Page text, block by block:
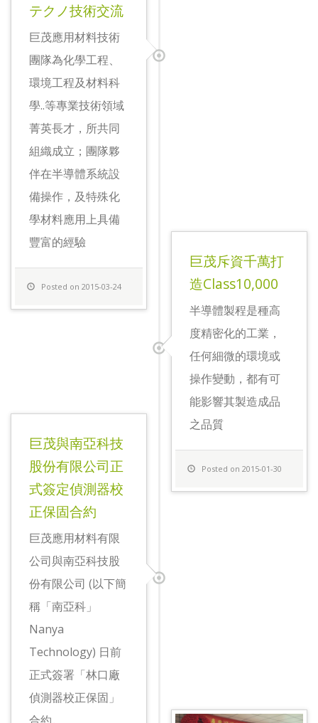
テクノ技術交流
巨茂應用材料技術
團隊為化學工程、
環境工程及材料科
學..等專業技術領域
菁英長才，所共同
組織成立；團隊夥
伴在半導體系統設
備操作，及特殊化
學材料應用上具備
豐富的經驗
Posted on 2015-03-24
巨茂斥資千萬打
造Class10,000
半導體製程是種高
度精密化的工業，
任何細微的環境或
操作變動，都有可
能影響其製造成品
之品質
Posted on 2015-01-30
巨茂與南亞科技
股份有限公司正
式簽定偵測器校
正保固合約
巨茂應用材料有限
公司與南亞科技股
份有限公司 (以下簡
稱「南亞科」
Nanya
Technology) 日前
正式簽署「林口廠
偵測器校正保固」